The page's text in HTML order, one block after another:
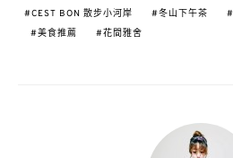
CEST BON 散步小河岸 冬山下午茶
美食推薦
花間雅舍